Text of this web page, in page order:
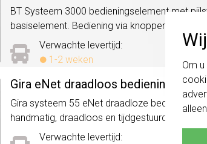
Om
BT Systeem 3000 bedieningselement met
basiselement. Bediening via knoppen of
Verwachte levertijd:
1-2 weken
Gira eNet draadloos
Gira systeem 55 eNet draadloze
handmatig, draadloos en tijdgestuurd bijv.
Verwachte levertijd: